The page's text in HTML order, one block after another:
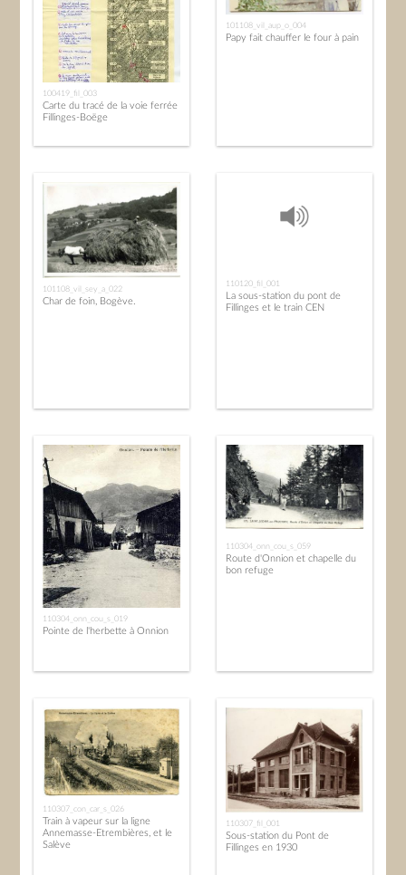
100419_fil_003
Carte du tracé de la voie ferrée
Fillinges-Boëge
101108_vil_aup_o_004
Papy fait chauffer le four à pain
101108_vil_sey_a_022
Char de foin, Bogève.
110120_fil_001
La sous-station du pont de
Fillinges et le train CEN
110304_onn_cou_s_019
Pointe de l'herbette à Onnion
110304_onn_cou_s_059
Route d'Onnion et chapelle du
bon refuge
110307_con_car_s_026
Train à vapeur sur la ligne
Annemasse-Etrembières, et le
Salève
110307_fil_001
Sous-station du Pont de
Fillinges en 1930